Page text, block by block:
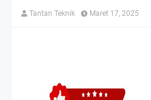
Tantan Teknik Maret 17, 2025